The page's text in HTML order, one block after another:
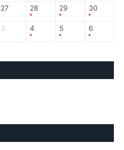
27 28 29 30
3 4 5 6